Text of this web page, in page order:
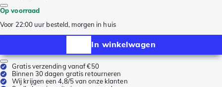
Op voorraad
Voor 22:00 uur besteld, morgen in huis
In winkelwagen
Gratis verzending vanaf €50
Binnen 30 dagen gratis retourneren
Wij krijgen een 4,8/5 van onze klanten